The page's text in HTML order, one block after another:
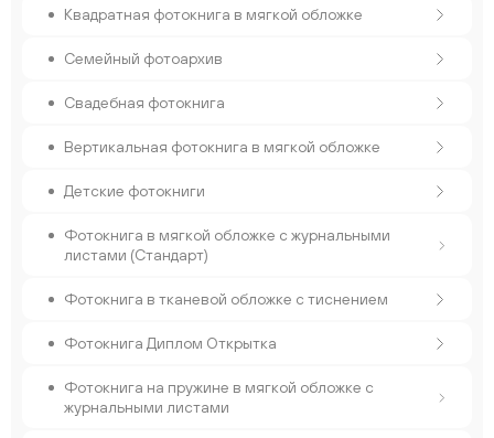
Квадратная фотокнига в мягкой обложке
Семейный фотоархив
Свадебная фотокнига
Вертикальная фотокнига в мягкой обложке
Детские фотокниги
Фотокнига в мягкой обложке с журнальными
листами (Стандарт)
Фотокнига в тканевой обложке с тиснением
Фотокнига Диплом Открытка
Фотокнига на пружине в мягкой обложке с
журнальными листами